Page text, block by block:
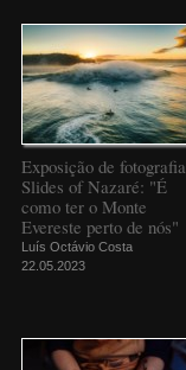
Exposição de fotografia
Slides of Nazaré: "É
como ter o Monte
Evereste perto de nós"
Luís Octávio Costa
22.05.2023